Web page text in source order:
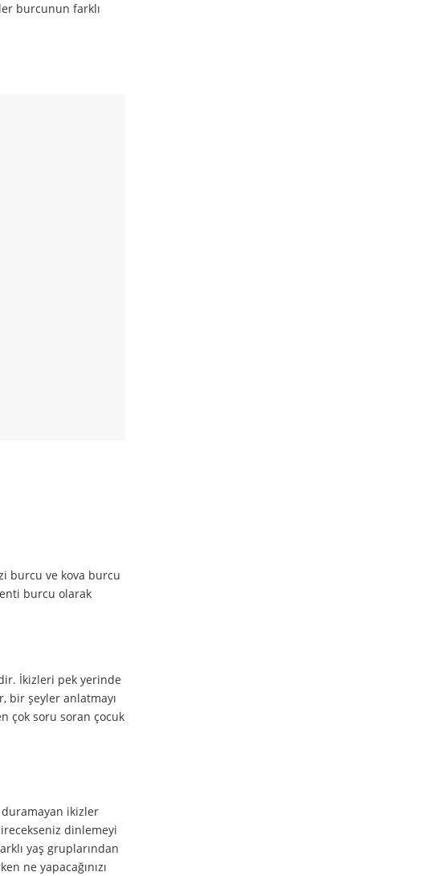
burcunun farklı
burcu ve kova burcu
burcu olarak
İkizleri pek yerinde
bir şeyler anlatmayı
çok soru soran çocuk
duramayan ikizler
dinlemeyi
yaş gruplarından
ne yapacağınızı